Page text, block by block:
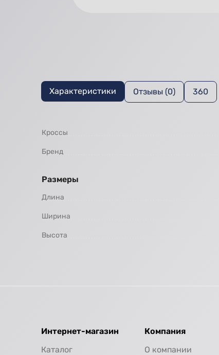
Характеристики Отзывы (0) 360
Кроссы
Бренд
Размеры
Длина
Ширина
Высота
Интернет-магазин
Каталог
Компания
О компании